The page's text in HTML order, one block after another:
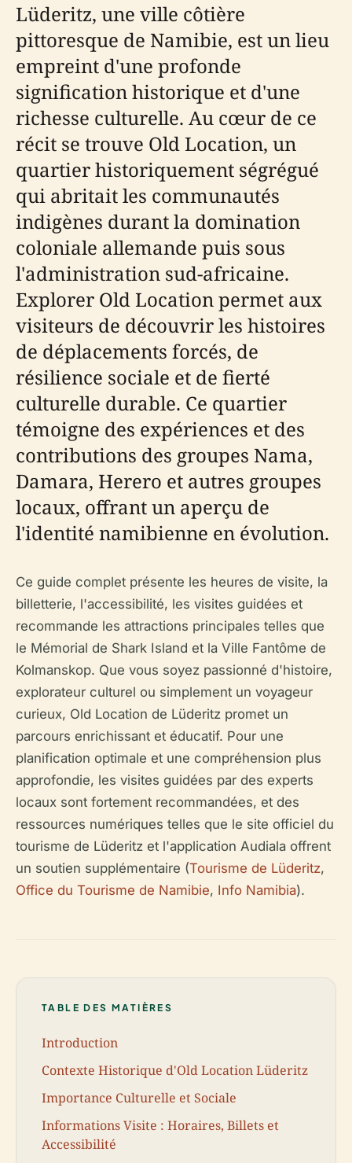
Lüderitz, une ville côtière
pittoresque de Namibie, est un lieu
empreint d'une profonde
signification historique et d'une
richesse culturelle. Au cœur de ce
récit se trouve Old Location, un
quartier historiquement ségrégué
qui abritait les communautés
indigènes durant la domination
coloniale allemande puis sous
l'administration sud-africaine.
Explorer Old Location permet aux
visiteurs de découvrir les histoires
de déplacements forcés, de
résilience sociale et de fierté
culturelle durable. Ce quartier
témoigne des expériences et des
contributions des groupes Nama,
Damara, Herero et autres groupes
locaux, offrant un aperçu de
l'identité namibienne en évolution.
Ce guide complet présente les heures de visite, la
billetterie, l'accessibilité, les visites guidées et
recommande les attractions principales telles que
le Mémorial de Shark Island et la Ville Fantôme de
Kolmanskop. Que vous soyez passionné d'histoire,
explorateur culturel ou simplement un voyageur
curieux, Old Location de Lüderitz promet un
parcours enrichissant et éducatif. Pour une
planification optimale et une compréhension plus
approfondie, les visites guidées par des experts
locaux sont fortement recommandées, et des
ressources numériques telles que le site officiel du
tourisme de Lüderitz et l'application Audiala offrent
un soutien supplémentaire (Tourisme de Lüderitz,
Office du Tourisme de Namibie, Info Namibia).
TABLE DES MATIÈRES
Introduction
Contexte Historique d'Old Location Lüderitz
Importance Culturelle et Sociale
Informations Visite : Horaires, Billets et
Accessibilité